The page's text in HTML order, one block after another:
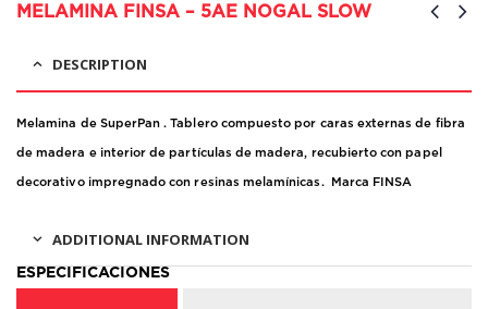
MELAMINA FINSA – 5AE NOGAL SLOW
DESCRIPTION
Melamina de SuperPan . Tablero compuesto por caras externas de fibra
de madera e interior de partículas de madera, recubierto con papel
decorativo impregnado con resinas melamínicas. Marca FINSA
ADDITIONAL INFORMATION